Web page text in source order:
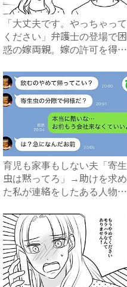
「大丈夫です。やっちゃって
ください」弁護士の登場で困
惑の嫁両親。嫁の許可を得た
育児も家事もしない夫「寄生
虫は黙ってろ」→助けを求め
た私が連絡をしたある人物と